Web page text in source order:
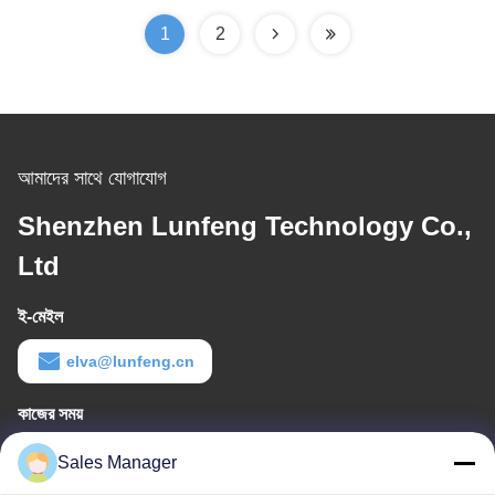
1 2
আমাদের সাথে যোগাযোগ
Shenzhen Lunfeng Technology Co.,
Ltd
ই-মেইল
elva@lunfeng.cn
কাজের সময়
8:00-24:00
Sales Manager